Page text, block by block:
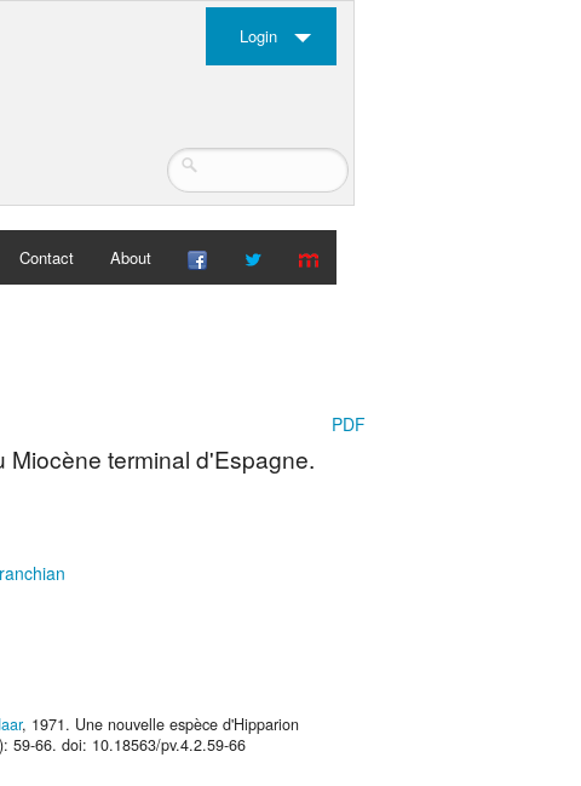
Login
Contact About
terminal d'Espagne.
, 1971. Une nouvelle espèce d'Hipparion
59-66. doi: 10.18563/pv.4.2.59-66
PDF